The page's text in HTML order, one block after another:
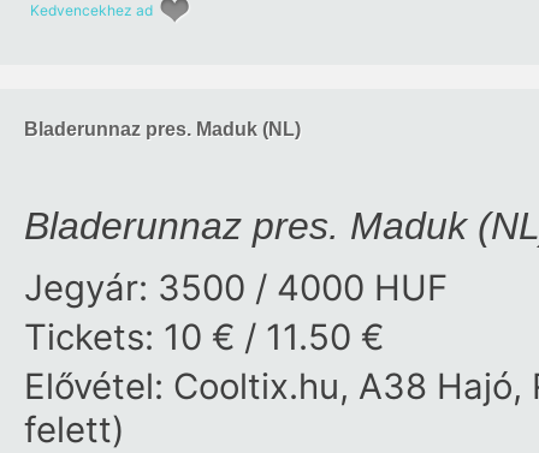
Kedvencekhez ad
Bladerunnaz pres. Maduk (NL)
Bladerunnaz pres. Maduk
Jegyár: 3500 / 4000 HUF
Tickets: 10 € / 11.50 €
Elővétel: Cooltix.hu, A38
felett)